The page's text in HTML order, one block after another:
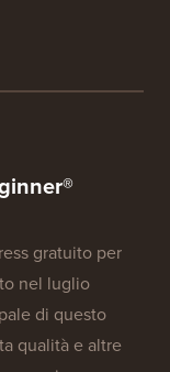
gratuito per
nel luglio
di questo
qualità e altre